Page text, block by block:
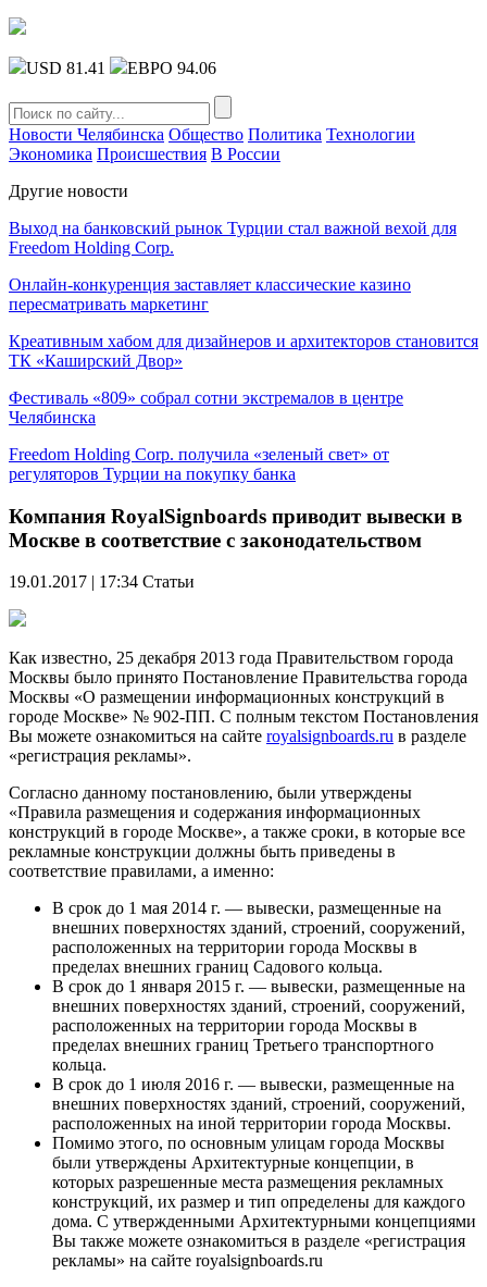
USD 81.41 ЕВРО 94.06
Новости Челябинска Общество Политика Технологии
Экономика Происшествия В России
Другие новости
Выход на банковский рынок Турции стал важной вехой для
Freedom Holding Corp.
Онлайн-конкуренция заставляет классические казино
пересматривать маркетинг
Креативным хабом для дизайнеров и архитекторов становится
ТК «Каширский Двор»
Фестиваль «809» собрал сотни экстремалов в центре
Челябинска
Freedom Holding Corp. получила «зеленый свет» от
регуляторов Турции на покупку банка
Компания RoyalSignboards приводит вывески в
Москве в соответствие с законодательством
19.01.2017 | 17:34 Статьи
Как известно, 25 декабря 2013 года Правительством города
Москвы было принято Постановление Правительства города
Москвы «О размещении информационных конструкций в
городе Москве» № 902-ПП. С полным текстом Постановления
Вы можете ознакомиться на сайте royalsignboards.ru в разделе
«регистрация рекламы».
Согласно данному постановлению, были утверждены
«Правила размещения и содержания информационных
конструкций в городе Москве», а также сроки, в которые все
рекламные конструкции должны быть приведены в
соответствие правилами, а именно:
В срок до 1 мая 2014 г. — вывески, размещенные на
внешних поверхностях зданий, строений, сооружений,
расположенных на территории города Москвы в
пределах внешних границ Садового кольца.
В срок до 1 января 2015 г. — вывески, размещенные на
внешних поверхностях зданий, строений, сооружений,
расположенных на территории города Москвы в
пределах внешних границ Третьего транспортного
кольца.
В срок до 1 июля 2016 г. — вывески, размещенные на
внешних поверхностях зданий, строений, сооружений,
расположенных на иной территории города Москвы.
Помимо этого, по основным улицам города Москвы
были утверждены Архитектурные концепции, в
которых разрешенные места размещения рекламных
конструкций, их размер и тип определены для каждого
дома. С утвержденными Архитектурными концепциями
Вы также можете ознакомиться в разделе «регистрация
рекламы» на сайте royalsignboards.ru